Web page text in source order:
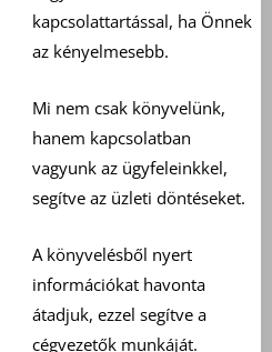
kapcsolattartással, ha Önnek
az kényelmesebb.
Mi nem csak könyvelünk,
hanem kapcsolatban
vagyunk az ügyfeleinkkel,
segítve az üzleti döntéseket.
A könyvelésből nyert
információkat havonta
átadjuk, ezzel segítve a
cégvezetők munkáját.